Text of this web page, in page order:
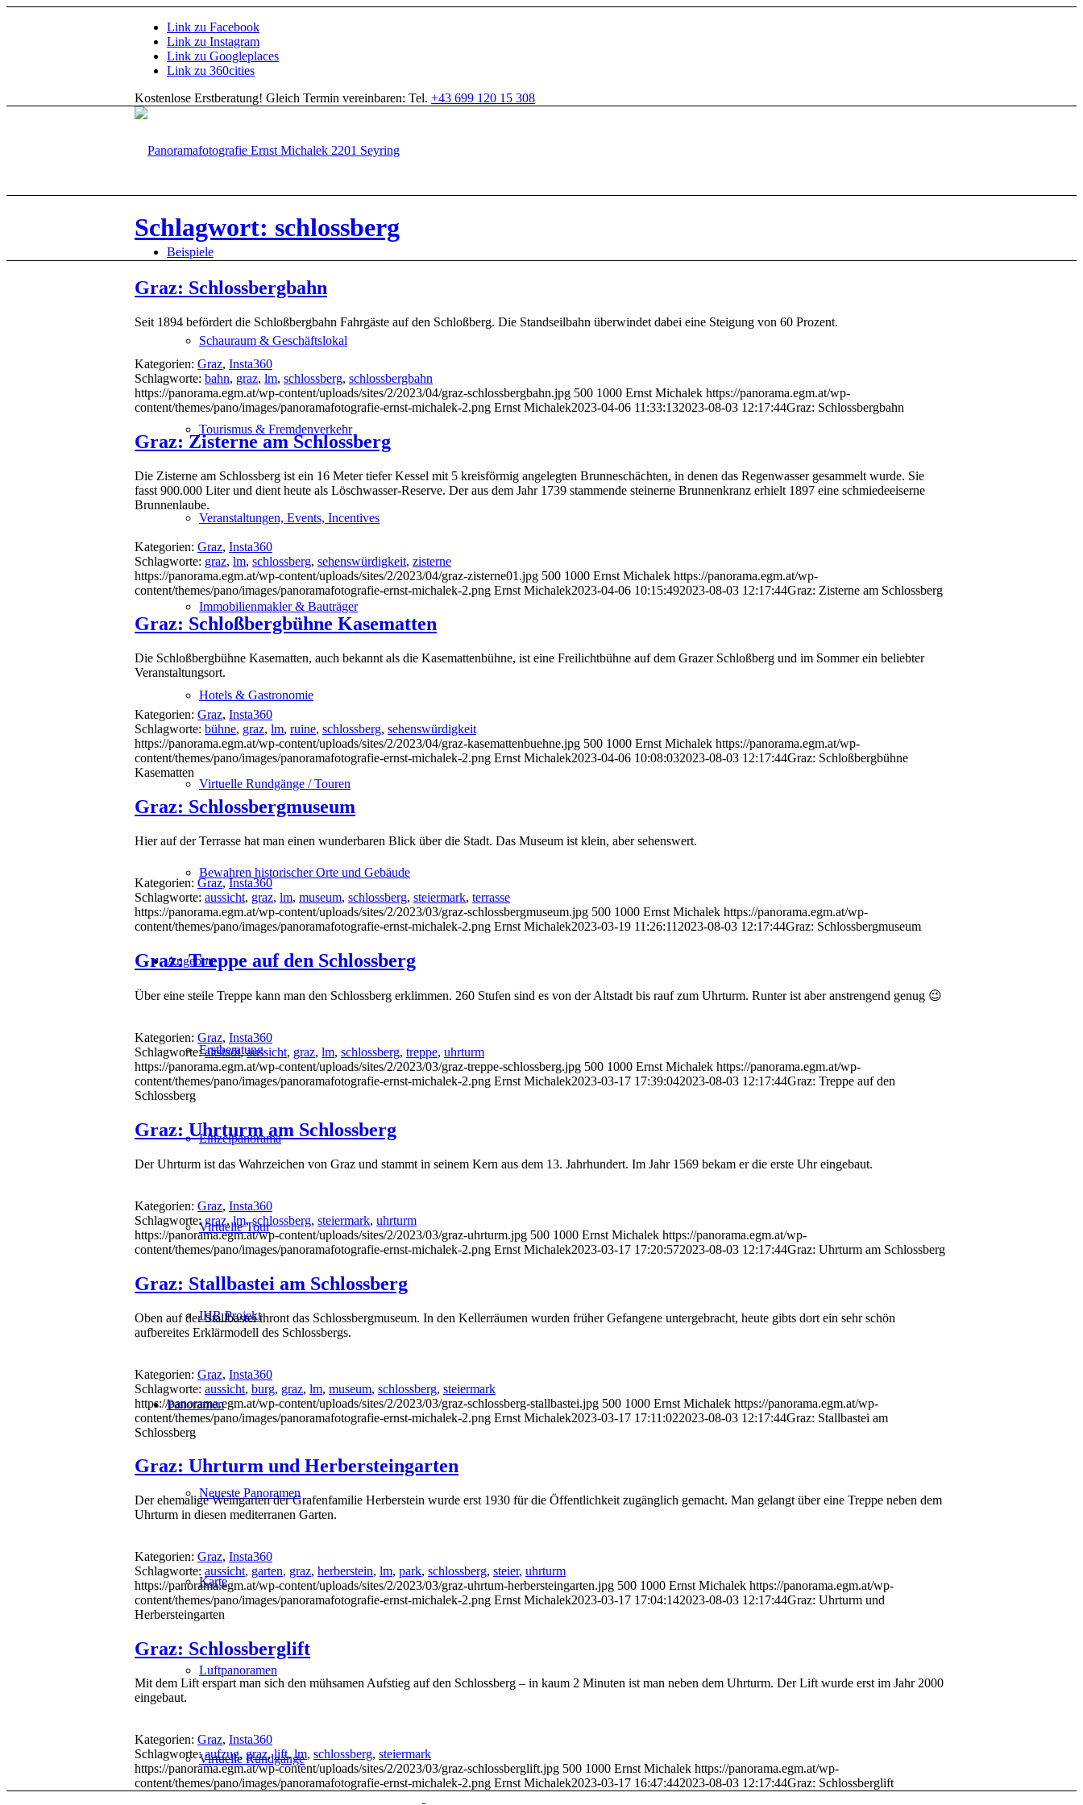
Link zu Facebook
Link zu Instagram
Link zu Googleplaces
Link zu 360cities
Kostenlose Erstberatung! Gleich Termin vereinbaren: Tel. +43 699 120 15 308
Beispiele
Schauraum & Geschäftslokal
Tourismus & Fremdenverkehr
Veranstaltungen, Events, Incentives
Immobilienmakler & Bauträger
Hotels & Gastronomie
Virtuelle Rundgänge / Touren
Bewahren historischer Orte und Gebäude
Angebote
Erstberatung
Einzelpanorama
Virtuelle Tour
IHR Projekt
Panoramen
Neueste Panoramen
Karte
Luftpanoramen
Virtuelle Rundgänge
Schlagwort: schlossberg
Graz: Schlossbergbahn
Seit 1894 befördert die Schloßbergbahn Fahrgäste auf den Schloßberg. Die Standseilbahn überwindet dabei eine Steigung von 60 Prozent.
Kategorien: Graz, Insta360
Schlagworte: bahn, graz, lm, schlossberg, schlossbergbahn
https://panorama.egm.at/wp-content/uploads/sites/2/2023/04/graz-schlossbergbahn.jpg 500 1000 Ernst Michalek https://panorama.egm.at/wp-
content/themes/pano/images/panoramafotografie-ernst-michalek-2.png Ernst Michalek2023-04-06 11:33:132023-08-03 12:17:44Graz: Schlossbergbahn
Graz: Zisterne am Schlossberg
Die Zisterne am Schlossberg ist ein 16 Meter tiefer Kessel mit 5 kreisförmig angelegten Brunneschächten, in denen das Regenwasser gesammelt wurde. Sie
fasst 900.000 Liter und dient heute als Löschwasser-Reserve. Der aus dem Jahr 1739 stammende steinerne Brunnenkranz erhielt 1897 eine schmiedeeiserne
Brunnenlaube.
Kategorien: Graz, Insta360
Schlagworte: graz, lm, schlossberg, sehenswürdigkeit, zisterne
https://panorama.egm.at/wp-content/uploads/sites/2/2023/04/graz-zisterne01.jpg 500 1000 Ernst Michalek https://panorama.egm.at/wp-
content/themes/pano/images/panoramafotografie-ernst-michalek-2.png Ernst Michalek2023-04-06 10:15:492023-08-03 12:17:44Graz: Zisterne am Schlossberg
Graz: Schloßbergbühne Kasematten
Die Schloßbergbühne Kasematten, auch bekannt als die Kasemattenbühne, ist eine Freilichtbühne auf dem Grazer Schloßberg und im Sommer ein beliebter
Veranstaltungsort.
Kategorien: Graz, Insta360
Schlagworte: bühne, graz, lm, ruine, schlossberg, sehenswürdigkeit
https://panorama.egm.at/wp-content/uploads/sites/2/2023/04/graz-kasemattenbuehne.jpg 500 1000 Ernst Michalek https://panorama.egm.at/wp-
content/themes/pano/images/panoramafotografie-ernst-michalek-2.png Ernst Michalek2023-04-06 10:08:032023-08-03 12:17:44Graz: Schloßbergbühne
Kasematten
Graz: Schlossbergmuseum
Hier auf der Terrasse hat man einen wunderbaren Blick über die Stadt. Das Museum ist klein, aber sehenswert.
Kategorien: Graz,Insta360
Schlagworte: aussicht, graz, lm, museum, schlossberg, steiermark, terrasse
https://panorama.egm.at/wp-content/uploads/sites/2/2023/03/graz-schlossbergmuseum.jpg 500 1000 Ernst Michalek https://panorama.egm.at/wp-
content/themes/pano/images/panoramafotografie-ernst-michalek-2.png Ernst Michalek2023-03-19 11:26:11 2023-08-03 12:17:44Graz: Schlossbergmuseum
Graz: Treppe auf den Schlossberg
Über eine steile Treppe kann man den Schlossberg erklimmen. 260 Stufen sind es von der Altstadt bis rauf zum Uhrturm. Runter ist aber anstrengend genug 😉
Kategorien: Graz, Insta360
Schlagworte:altstadt,aussicht, graz, lm, schlossberg, treppe, uhrturm
https://panorama.egm.at/wp-content/uploads/sites/2/2023/03/graz-treppe-schlossberg.jpg 500 1000 Ernst Michalek https://panorama.egm.at/wp-
content/themes/pano/images/panoramafotografie-ernst-michalek-2.png Ernst Michalek2023-03-17 17:39:042023-08-03 12:17:44Graz: Treppe auf den
Schlossberg
Graz: Uhrturm am Schlossberg
Der Uhrturm ist das Wahrzeichen von Graz und stammt in seinem Kern aus dem 13. Jahrhundert. Im Jahr 1569 bekam er die erste Uhr eingebaut.
Kategorien: Graz, Insta360
Schlagworte:graz,lm,schlossberg, steiermark, uhrturm
https://panorama.egm.at/wp-content/uploads/sites/2/2023/03/graz-uhrturm.jpg 500 1000 Ernst Michalek https://panorama.egm.at/wp-
content/themes/pano/images/panoramafotografie-ernst-michalek-2.png Ernst Michalek2023-03-17 17:20:572023-08-03 12:17:44Graz: Uhrturm am Schlossberg
Graz: Stallbastei am Schlossberg
Oben auf der Stallbastei thront das Schlossbergmuseum. In den Kellerräumen wurden früher Gefangene untergebracht, heute gibts dort ein sehr schön
aufbereites Erklärmodell des Schlossbergs.
Kategorien: Graz, Insta360
Schlagworte: aussicht, burg, graz, lm, museum, schlossberg, steiermark
https://panorama.egm.at/wp-content/uploads/sites/2/2023/03/graz-schlossberg-stallbastei.jpg 500 1000 Ernst Michalek https://panorama.egm.at/wp-
content/themes/pano/images/panoramafotografie-ernst-michalek-2.png Ernst Michalek2023-03-17 17:11:022023-08-03 12:17:44Graz: Stallbastei am
Schlossberg
Graz: Uhrturm und Herbersteingarten
Der ehemalige Weingarten der Grafenfamilie Herberstein wurde erst 1930 für die Öffentlichkeit zugänglich gemacht. Man gelangt über eine Treppe neben dem
Uhrturm in diesen mediterranen Garten.
Kategorien: Graz, Insta360
Schlagworte: aussicht, garten, graz, herberstein, lm, park, schlossberg, steier, uhrturm
https://panorama.egm.at/wp-content/uploads/sites/2/2023/03/graz-uhrtum-herbersteingarten.jpg 500 1000 Ernst Michalek https://panorama.egm.at/wp-
content/themes/pano/images/panoramafotografie-ernst-michalek-2.png Ernst Michalek2023-03-17 17:04:142023-08-03 12:17:44Graz: Uhrturm und
Herbersteingarten
Graz: Schlossberglift
Mit dem Lift erspart man sich den mühsamen Aufstieg auf den Schlossberg – in kaum 2 Minuten ist man neben dem Uhrturm. Der Lift wurde erst im Jahr 2000
eingebaut.
Kategorien: Graz, Insta360
Schlagworte:aufzug, graz,lift,lm, schlossberg, steiermark
https://panorama.egm.at/wp-content/uploads/sites/2/2023/03/graz-schlossberglift.jpg 500 1000 Ernst Michalek https://panorama.egm.at/wp-
content/themes/pano/images/panoramafotografie-ernst-michalek-2.png Ernst Michalek2023-03-17 16:47:442023-08-03 12:17:44Graz: Schlossberglift